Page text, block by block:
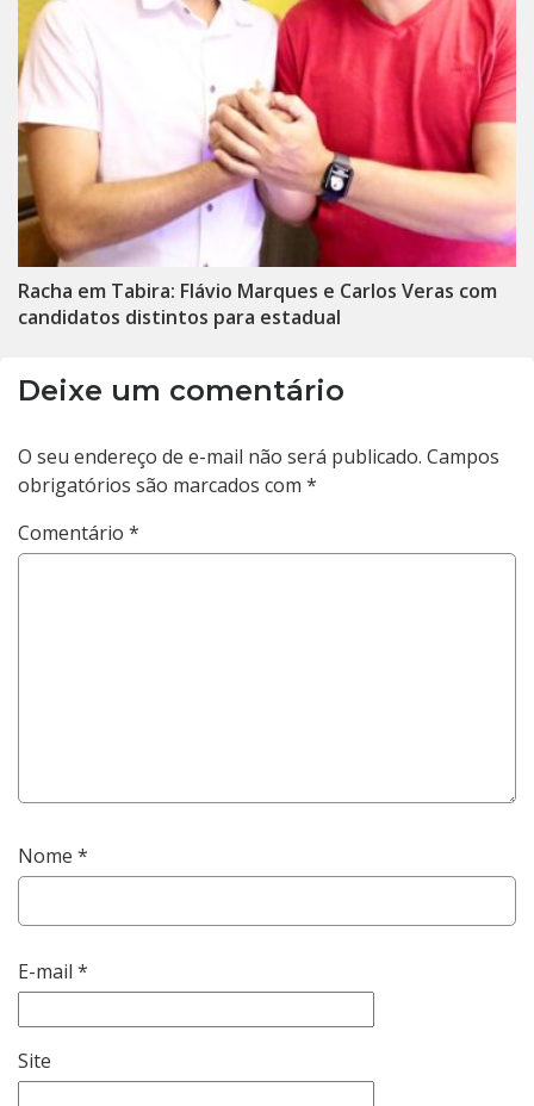
Racha em Tabira: Flávio Marques e Carlos Veras com
candidatos distintos para estadual
Deixe um comentário
O seu endereço de e-mail não será publicado. Campos
obrigatórios são marcados com *
Comentário *
Nome *
E-mail *
Site